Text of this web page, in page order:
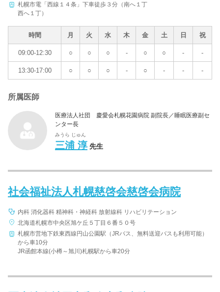
札幌市電「西線１４条」下車徒歩３分（南へ１丁
西へ１丁）
時間 月 火 水 木 金 土 日 祝
09:00-12:30 ○ ○ ○ - ○ ○ - -
13:30-17:00 ○ ○ ○ - ○ - - -
所属医師
医療法人社団 慶愛会札幌花園病院 副院長／睡眠医療副セ
ンター長
みうら じゅん
三浦 淳 先生
社会福祉法人札幌慈啓会慈啓会病院
内科 消化器科 精神科・神経科 放射線科 リハビリテーション
北海道札幌市中央区旭ケ丘５丁目６番５０号
札幌市営地下鉄東西線円山公園駅（JRバス、無料送迎バスも利用可能）
から車10分
JR函館本線(小樽～旭川)札幌駅から車20分